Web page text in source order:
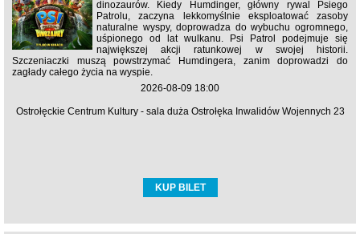
dinozaurów. Kiedy Humdinger, główny rywal Psiego
Patrolu, zaczyna lekkomyślnie eksploatować zasoby
naturalne wyspy, doprowadza do wybuchu ogromnego,
uśpionego od lat wulkanu. Psi Patrol podejmuje się
największej akcji ratunkowej w swojej historii.
Szczeniaczki muszą powstrzymać Humdingera, zanim doprowadzi do
zagłady całego życia na wyspie.
2026-08-09 18:00
Ostrołęckie Centrum Kultury - sala duża Ostrołęka Inwalidów Wojennych 23
KUP BILET